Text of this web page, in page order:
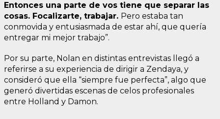
Entonces una parte de vos tiene que separar las
cosas. Focalizarte, trabajar. Pero estaba tan
conmovida y entusiasmada de estar ahí, que quería
entregar mi mejor trabajo”.
Por su parte, Nolan en distintas entrevistas llegó a
referirse a su experiencia de dirigir a Zendaya, y
consideró que ella “siempre fue perfecta”, algo que
generó divertidas escenas de celos profesionales
entre Holland y Damon.